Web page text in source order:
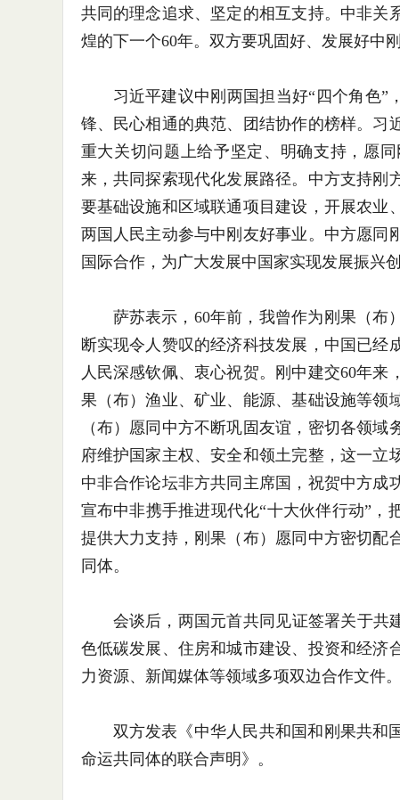
共同的理念追求、坚定的相互支持。中非关
煌的下一个60年。双方要巩固好、发展好中
习近平建议中刚两国担当好“四个角色”
锋、民心相通的典范、团结协作的榜样。习
重大关切问题上给予坚定、明确支持，愿
来，共同探索现代化发展路径。中方支持刚
要基础设施和区域联通项目建设，开展农业
两国人民主动参与中刚友好事业。中方愿同
国际合作，为广大发展中国家实现发展振兴
萨苏表示，60年前，我曾作为刚果（布
断实现令人赞叹的经济科技发展，中国已经
人民深感钦佩、衷心祝贺。刚中建交60年
果（布）渔业、矿业、能源、基础设施等领
（布）愿同中方不断巩固友谊，密切各领
府维护国家主权、安全和领土完整，这一
中非合作论坛非方共同主席国，祝贺中方成
宣布中非携手推进现代化“十大伙伴行动”，
提供大力支持，刚果（布）愿同中方密切配
同体。
会谈后，两国元首共同见证签署关于共
色低碳发展、住房和城市建设、投资和经济
力资源、新闻媒体等领域多项双边合作文件。
双方发表《中华人民共和国和刚果共和
命运共同体的联合声明》。